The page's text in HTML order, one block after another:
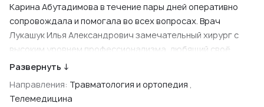
Карина Абутадимова в течение пары дней оперативно
сопровождала и помогала во всех вопросах. Врач
Лукашук Илья Александрович замечательный хирург с
высоким уровнем профессионализма, любящий своё
дело!
Очень приятно видеть такой высокий уровень
предоставления услуг! Рекомендую однозначно эту
Развернуть ↓
Направления: Травматология и ортопедия ,
Телемедицина